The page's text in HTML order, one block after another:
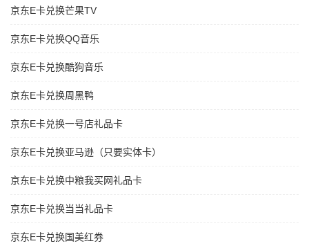
京东E卡兑换芒果TV
京东E卡兑换QQ音乐
京东E卡兑换酷狗音乐
京东E卡兑换周黑鸭
京东E卡兑换一号店礼品卡
京东E卡兑换亚马逊（只要实体卡）
京东E卡兑换中粮我买网礼品卡
京东E卡兑换当当礼品卡
京东E卡兑换国美红券